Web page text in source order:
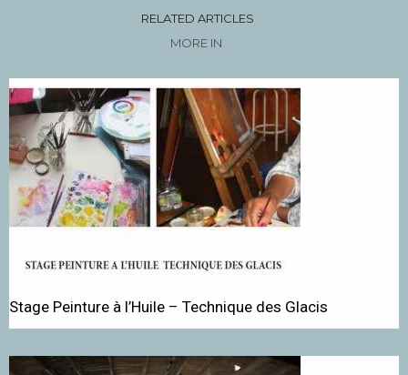
RELATED ARTICLES
MORE IN
Stage Peinture à l’Huile – Technique des Glacis